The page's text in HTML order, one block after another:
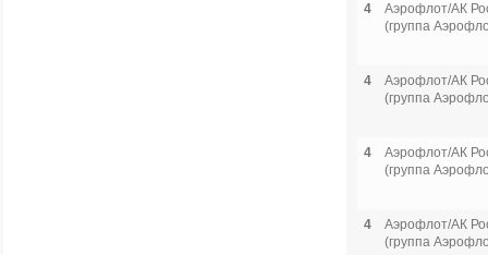
4
Аэрофлот/АК
(группа
4
Аэрофлот/АК
(группа
4
Аэрофлот/АК
(группа
4
Аэрофлот/АК
(группа